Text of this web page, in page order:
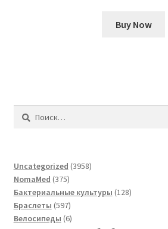
Buy Now
Найти:
Uncategorized 39583958
NomaMed 375375
товаров
Бактериальные культуры 128128
Браслеты 597597
товаров
Велосипеды 66